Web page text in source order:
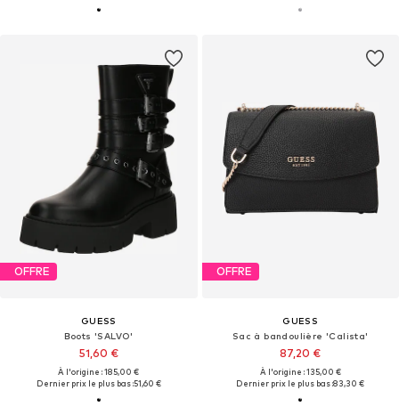
OFFRE
GUESS
Boots 'SALVO'
51,60 €
À l'origine : 185,00 €
Dernier prix le plus bas :51,60 €
OFFRE
GUESS
Sac à bandoulière 'Calista'
87,20 €
À l'origine : 135,00 €
Dernier prix le plus bas :83,30 €